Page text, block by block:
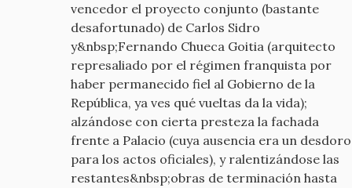
vencedor el proyecto conjunto (bastante
desafortunado) de Carlos Sidro
y&nbsp;Fernando Chueca Goitia (arquitecto
represaliado por el régimen franquista por
haber permanecido fiel al Gobierno de la
República, ya ves qué vueltas da la vida);
alzándose con cierta presteza la fachada
frente a Palacio (cuya ausencia era un desdoro
para los actos oficiales), y ralentizándose las
restantes&nbsp;obras de terminación hasta